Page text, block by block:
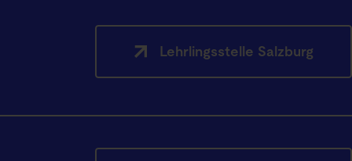
Lehrlingsstelle Salzburg